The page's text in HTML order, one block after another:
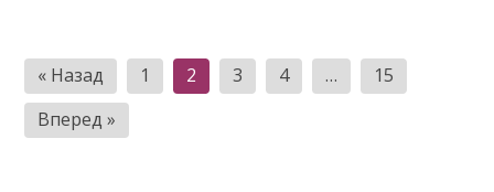
Пагинация
записей
« Назад 1 2 3 4 …
15
Вперед »